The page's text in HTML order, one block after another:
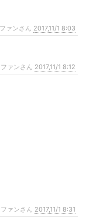
ァンさん 2017,11/1 8:03
ァンさん 2017,11/1 8:12
ァンさん 2017,11/1 8:31